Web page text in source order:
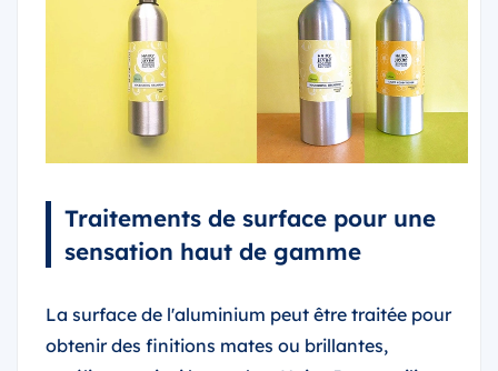
Traitements de surface pour une
sensation haut de gamme
La surface de l'aluminium peut être traitée pour
obtenir des finitions mates ou brillantes,